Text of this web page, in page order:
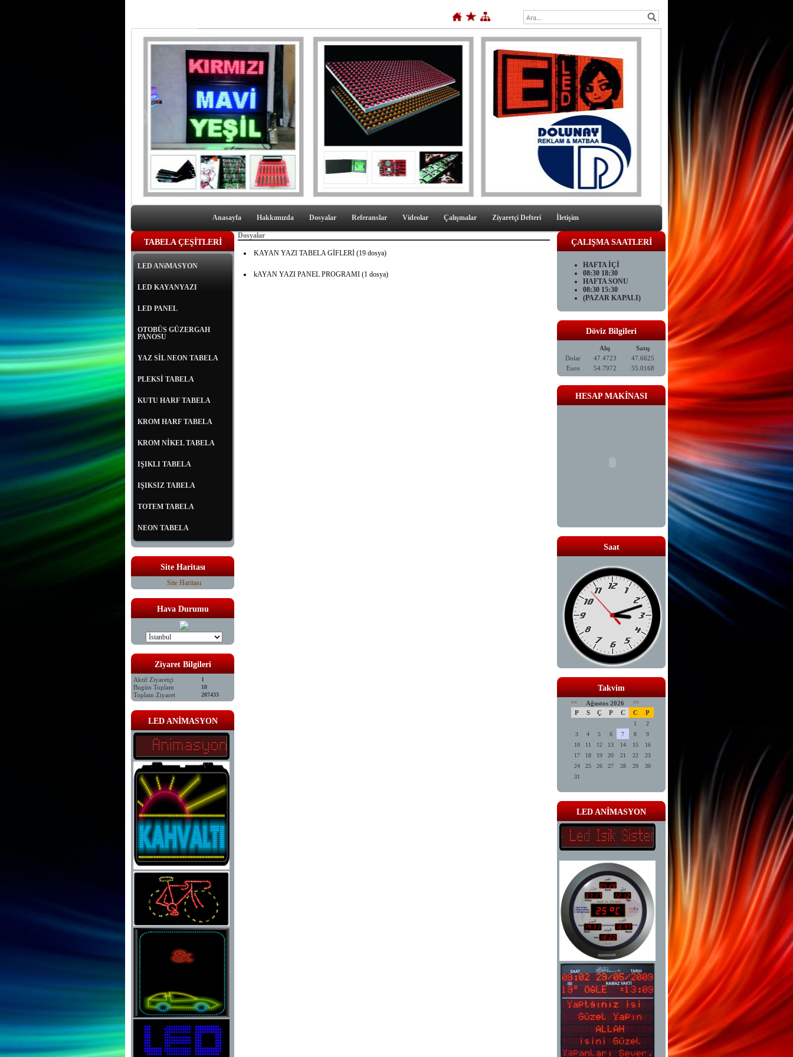
Anasayfa Hakkımızda Dosyalar Referanslar Videolar Çalışmalar Ziyaretçi Defteri İletişim
TABELA ÇEŞİTLERİ
LED ANiMASYON
LED KAYANYAZI
LED PANEL
OTOBÜS GÜZERGAH
PANOSU
YAZ SİL NEON TABELA
PLEKSİ TABELA
KUTU HARF TABELA
KROM HARF TABELA
KROM NİKEL TABELA
IŞIKLI TABELA
IŞIKSIZ TABELA
TOTEM TABELA
NEON TABELA
Site Haritası
Site Haritası
Hava Durumu
Ziyaret Bilgileri
Aktif Ziyaretçi 1
Bugün Toplam 18
Toplam Ziyaret 207433
LED ANİMASYON
Dosyalar
KAYAN YAZI TABELA GİFLERİ (19 dosya)
kAYAN YAZI PANEL PROGRAMI (1 dosya)
ÇALIŞMA SAATLERİ
HAFTA İÇİ
08:30 18:30
HAFTA SONU
08:30 15:30
(PAZAR KAPALI)
Döviz Bilgileri
Alış
Satış
Dolar
47.4723
47.6625
Euro
54.7972 55.0168
HESAP MAKİNASI
Saat
Takvim
<< Ağustos 2026 >>
P S Ç P C C P
1
2
3
4 5 6 7 8
9
10
11 12 13 14 15
16
17
18 19 20 21 22
23
24
25 26 27 28 29
30
31
LED ANİMASYON